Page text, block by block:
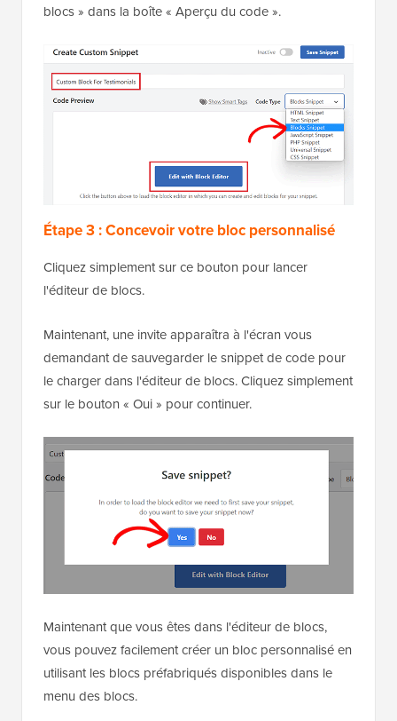
blocs » dans la boîte « Aperçu du code ».
Étape 3 : Concevoir votre bloc personnalisé
Cliquez simplement sur ce bouton pour lancer
l'éditeur de blocs.
Maintenant, une invite apparaîtra à l'écran vous
demandant de sauvegarder le snippet de code pour
le charger dans l'éditeur de blocs. Cliquez simplement
sur le bouton « Oui » pour continuer.
Maintenant que vous êtes dans l'éditeur de blocs,
vous pouvez facilement créer un bloc personnalisé en
utilisant les blocs préfabriqués disponibles dans le
menu des blocs.